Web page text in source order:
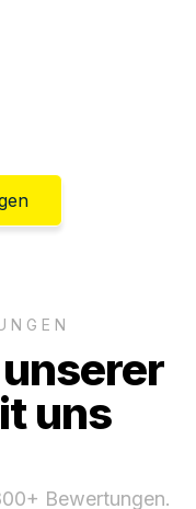
uns
Bewertungen.